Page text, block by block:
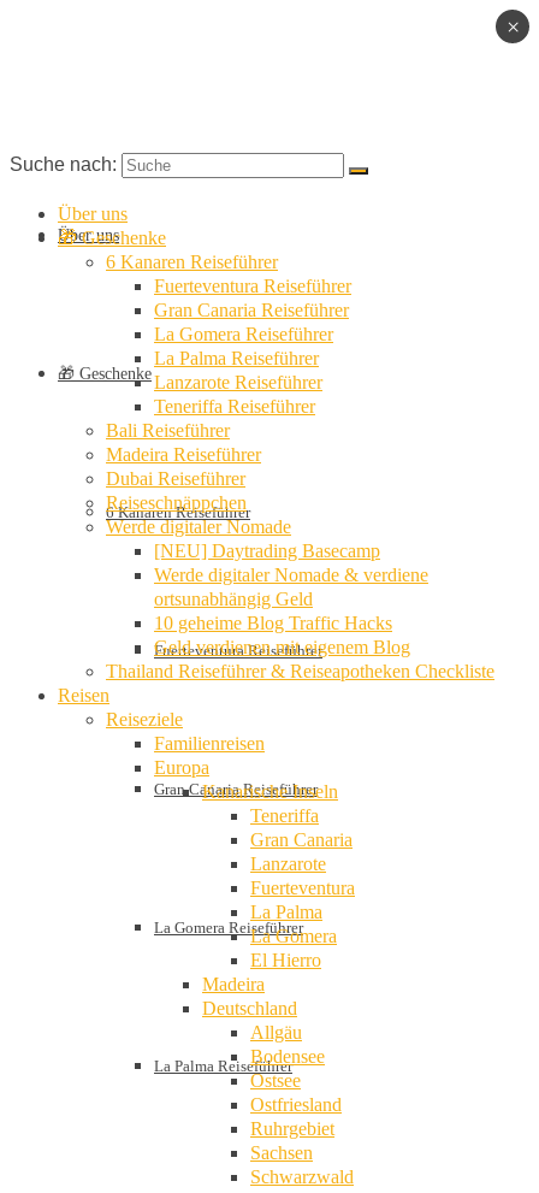
Über uns
🎁 Geschenke
6 Kanaren Reiseführer
Fuerteventura Reiseführer
Gran Canaria Reiseführer
La Gomera Reiseführer
La Palma Reiseführer
Suche nach:
Über uns
🎁 Geschenke
6 Kanaren Reiseführer
Fuerteventura Reiseführer
Gran Canaria Reiseführer
La Gomera Reiseführer
La Palma Reiseführer
Lanzarote Reiseführer
Teneriffa Reiseführer
Bali Reiseführer
Madeira Reiseführer
Dubai Reiseführer
Reiseschnäppchen
Werde digitaler Nomade
[NEU] Daytrading Basecamp
Werde digitaler Nomade & verdiene
ortsunabhängig Geld
10 geheime Blog Traffic Hacks
Geld verdienen mit eigenem Blog
Thailand Reiseführer & Reiseapotheken Checkliste
Reisen
Reiseziele
Familienreisen
Europa
Kanarische Inseln
Teneriffa
Gran Canaria
Lanzarote
Fuerteventura
La Palma
La Gomera
El Hierro
Madeira
Deutschland
Allgäu
Bodensee
Ostsee
Ostfriesland
Ruhrgebiet
Sachsen
Schwarzwald
×